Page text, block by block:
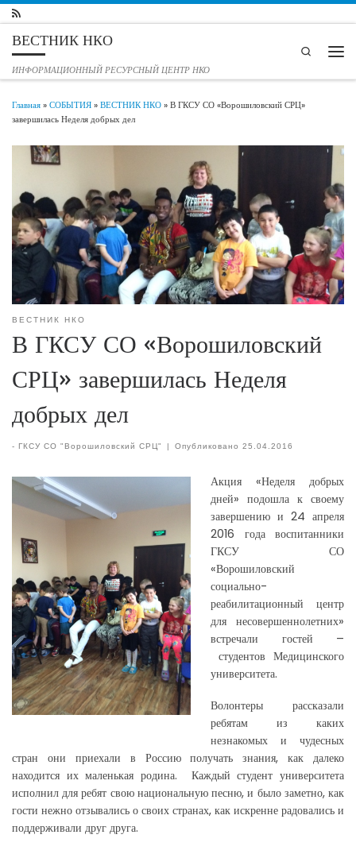
Перейти к содержимому
ВЕСТНИК НКО
ИНФОРМАЦИОННЫЙ РЕСУРСНЫЙ ЦЕНТР НКО
Search
Главная»СОБЫТИЯ»ВЕСТНИК НКО»В ГКСУ СО «Ворошиловский СРЦ»
завершилась Неделя добрых дел
ВЕСТНИК НКО
В ГКСУ СО «Ворошиловский
СРЦ» завершилась Неделя
добрых дел
- ГКСУ СО "Ворошиловский СРЦ" | Опубликовано25.04.2016
Акция «Неделя добрых
дней» подошла к своему
завершению и 24 апреля
2016 года воспитанники
ГКСУ СО
«Ворошиловский
социально-
реабилитационный центр
для несовершеннолетних»
встречали гостей –
студентов Медицинского
университета.
Волонтеры рассказали
ребятам из каких
незнакомых и чудесных
стран они приехали в Россию получать знания, как далеко
находится их маленькая родина. Каждый студент университета
исполнил для ребят свою национальную песню, и было заметно, как
гости нежно отзывались о своих странах, как искренне радовались и
поддерживали друг друга.